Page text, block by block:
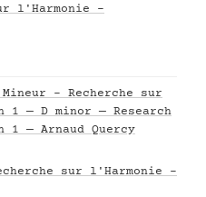
l'Harmonie -
- Recherche sur
— D minor — Research
1 — Arnaud Quercy
sur l'Harmonie -